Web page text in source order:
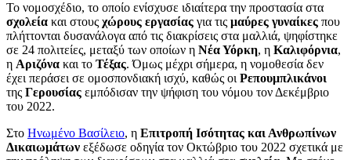
Το νομοσχέδιο, το οποίο ενίσχυσε ιδιαίτερα την προστασία στα
σχολεία και στους χώρους εργασίας για τις μαύρες γυναίκες που
πλήττονται δυσανάλογα από τις διακρίσεις στα μαλλιά, ψηφίστηκε
σε 24 πολιτείες, μεταξύ των οποίων η Νέα Υόρκη, η Καλιφόρνια,
η Αριζόνα και το Τέξας. Όμως μέχρι σήμερα, η νομοθεσία δεν
έχει περάσει σε ομοσπονδιακή ισχύ, καθώς οι Ρεπουμπλικάνοι
της Γερουσίας εμπόδισαν την ψήφιση του νόμου τον Δεκέμβριο
του 2022.
Στο Ηνωμένο Βασίλειο, η Επιτροπή Ισότητας και Ανθρωπίνων
Δικαιωμάτων εξέδωσε οδηγία τον Οκτώβριο του 2022 σχετικά με